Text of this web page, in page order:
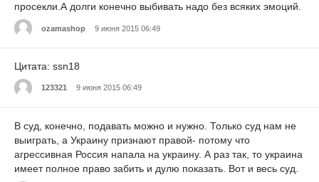
просекли.А долги конечно выбивать надо без всяких эмоций.
ozamashop 9 июня 2015 06:49
Цитата: ssn18
123321 9 июня 2015 06:49
В суд, конечно, подавать можно и нужно. Только суд нам не
выиграть, а Украину признают правой- потому что
агрессивная Россия напала на украину. А раз так, то украина
имеет полное право забить и дулю показать. Вот и весь суд.